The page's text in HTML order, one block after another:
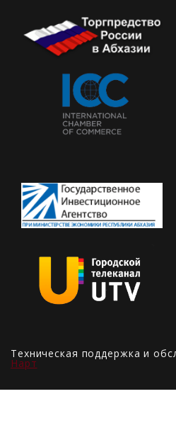
Техническая поддержка и
Нарт